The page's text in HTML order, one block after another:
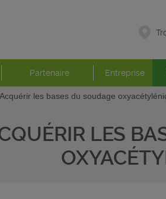
Partenaire Entreprise
Acquérir les bases du soudage
LES